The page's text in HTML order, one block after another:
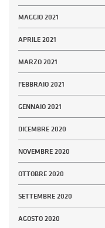
MAGGIO 2021
APRILE 2021
MARZO 2021
FEBBRAIO 2021
GENNAIO 2021
DICEMBRE 2020
NOVEMBRE 2020
OTTOBRE 2020
SETTEMBRE 2020
AGOSTO 2020